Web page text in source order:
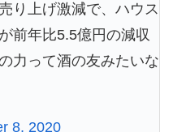
り上げ激減で、ハウス
前年比5.5億円の減収
力って酒の友みたいな
8, 2020